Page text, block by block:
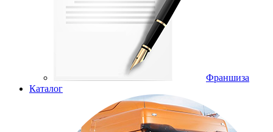
Франшиза
Каталог